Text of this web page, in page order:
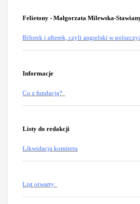
Felietony - Małgorzata Milewska-
Biforek i afterek, czyli angielski w
Informacje
Co z fundacją?
Listy do redakcji
Likwidacja komitetu
List otwarty